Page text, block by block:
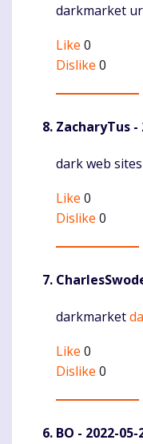
Komentaras
darkmarket
Like 0
Dislike 0
ZacharyTus -
Komentaras
dark web sites
Like 0
Dislike 0
Komentaras
darkmarket
Like 0
Dislike 0
BO - 2022-05-